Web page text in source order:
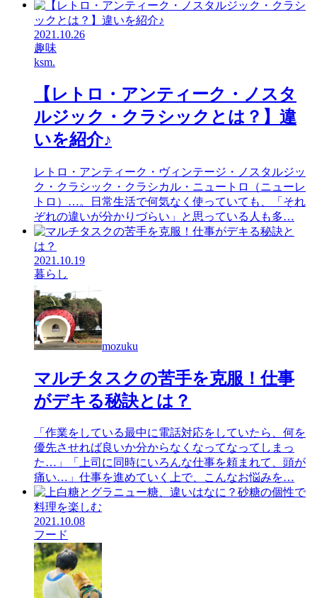
2021.10.26
趣味
ksm.
【レトロ・アンティーク・ノスタ
ルジック・クラシックとは？】違
いを紹介♪
レトロ・アンティーク・ヴィンテージ・ノスタルジッ
ク・クラシック・クラシカル・ニュートロ（ニューレ
トロ）…。日常生活で何気なく使っていても、「それ
ぞれの違いが分かりづらい」と思っている人も多…
2021.10.19
暮らし
mozuku
マルチタスクの苦手を克服！仕事
がデキる秘訣とは？
「作業をしている最中に電話対応をしていたら、何を
優先させれば良いか分からなくなってなってしまっ
た…」「上司に同時にいろんな仕事を頼まれて、頭が
痛い…」仕事を進めていく上で、こんなお悩みを…
2021.10.08
フード